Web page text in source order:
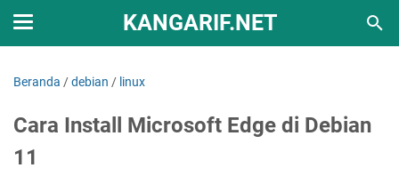
KANGARIF.NET
Beranda /debian / linux
Cara Install Microsoft Edge di Debian
11